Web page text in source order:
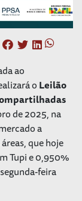
ao
oLeilão
de 2025, na
a
que hoje
Tupi e 0,950%
feira